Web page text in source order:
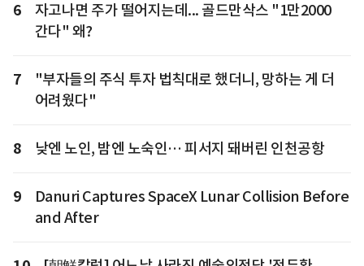
6
자고나면 주가 떨어지는데... 골드만삭스 "1만2000
간다" 왜?
7
"부자들의 주식 투자 법칙대로 했더니, 망하는 게 더
어려웠다"
8 낮엔 노인, 밤엔 노숙인… 피서지 돼버린 인천공항
9
Danuri Captures SpaceX Lunar Collision Before
and After